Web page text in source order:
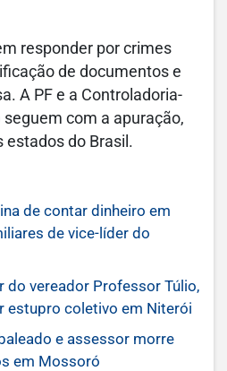
responder por crimes
de documentos e
A PF e a Controladoria-
seguem com a apuração,
estados do Brasil.
de contar dinheiro em
de vice-líder do
vereador Professor Túlio,
estupro coletivo em Niterói
e assessor morre
em Mossoró